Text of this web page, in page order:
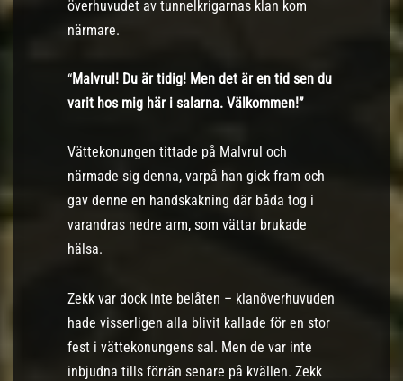
överhuvudet av tunnelkrigarnas klan kom
närmare.
“Malvrul! Du är tidig! Men det är en tid sen du
varit hos mig här i salarna. Välkommen!”
Vättekonungen tittade på Malvrul och
närmade sig denna, varpå han gick fram och
gav denne en handskakning där båda tog i
varandras nedre arm, som vättar brukade
hälsa.
Zekk var dock inte belåten – klanöverhuvuden
hade visserligen alla blivit kallade för en stor
fest i vättekonungens sal. Men de var inte
inbjudna tills förrän senare på kvällen. Zekk